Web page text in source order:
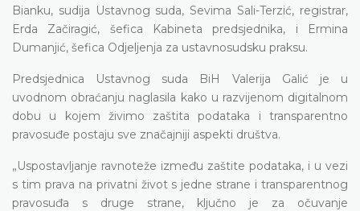
Bianku, sudija Ustavnog suda, Sevima Sali-Terzić, registrar,
Erda Začiragić, šefica Kabineta predsjednika, i Ermina
Dumanjić, šefica Odjeljenja za ustavnosudsku praksu.
Predsjednica Ustavnog suda BiH Valerija Galić je u
uvodnom obraćanju naglasila kako u razvijenom digitalnom
dobu u kojem živimo zaštita podataka i transparentno
pravosuđe postaju sve značajniji aspekti društva.
„Uspostavljanje ravnoteže između zaštite podataka, i u vezi
s tim prava na privatni život s jedne strane i transparentnog
pravosuđa s druge strane, ključno je za očuvanje